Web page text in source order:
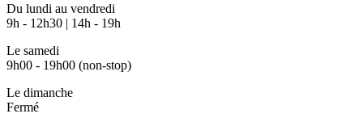
Du lundi au vendredi
9h - 12h30 | 14h - 19h
Le samedi
9h00 - 19h00 (non-stop)
Le dimanche
Fermé